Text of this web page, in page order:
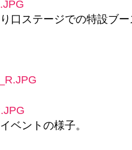
口ステージでの特設ブー
ベントの様子。